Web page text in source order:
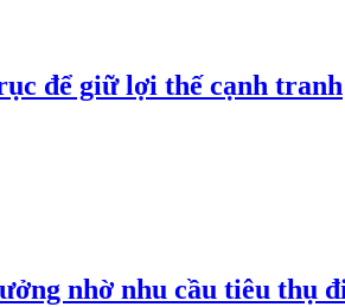
để giữ lợi thế cạnh tranh
nhờ nhu cầu tiêu thụ